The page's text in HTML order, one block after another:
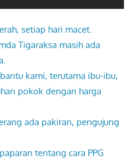
setiap hari macet.
Tigaraksa masih ada
kami, terutama ibu-ibu,
pokok dengan harga
ada pakiran, pengujung
tentang cara PPG